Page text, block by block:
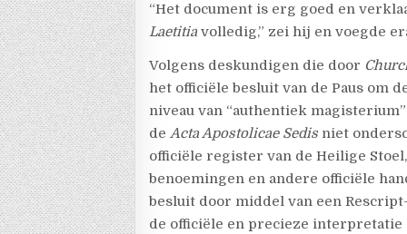
“Het document is erg goed en
Laetitiavolledig,” zei hij en voegde
Volgens deskundigen die door
het officiële besluit van de Paus om
niveau van “authentiek
deActa Apostolicae Sedis niet
officiële register van de Heilige
benoemingen en andere officiële
besluit door middel van een
de officiële en precieze